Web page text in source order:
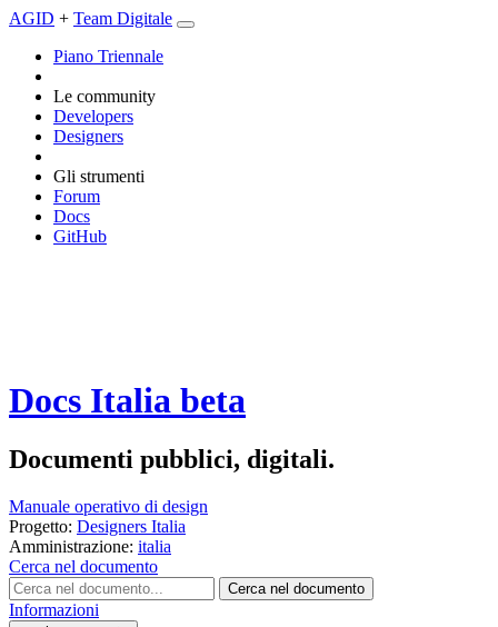
AGID + Team Digitale
Piano Triennale
Le community
Developers
Designers
Gli strumenti
Forum
Docs
GitHub
Docs Italia beta
Documenti pubblici, digitali.
Manuale operativo di design
Progetto: Designers Italia
Amministrazione: italia
Cerca nel documento
Cerca nel documento
Informazioni